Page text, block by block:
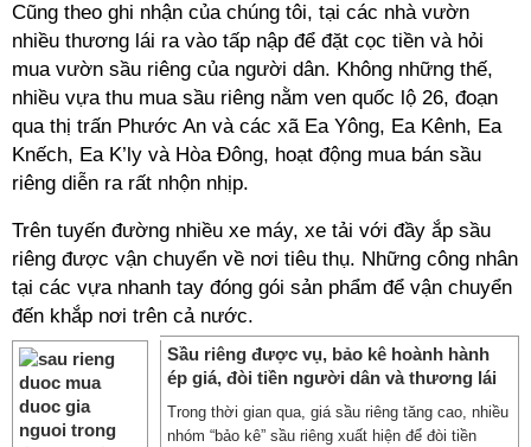
Cũng theo ghi nhận của chúng tôi, tại các nhà vườn
nhiều thương lái ra vào tấp nập để đặt cọc tiền và hỏi
mua vườn sầu riêng của người dân. Không những thế,
nhiều vựa thu mua sầu riêng nằm ven quốc lộ 26, đoạn
qua thị trấn Phước An và các xã Ea Yông, Ea Kênh, Ea
Knếch, Ea K’ly và Hòa Đông, hoạt động mua bán sầu
riêng diễn ra rất nhộn nhịp.
Trên tuyến đường nhiều xe máy, xe tải với đầy ắp sầu
riêng được vận chuyển về nơi tiêu thụ. Những công nhân
tại các vựa nhanh tay đóng gói sản phẩm để vận chuyển
đến khắp nơi trên cả nước.
Sầu riêng được vụ, bảo kê hoành hành
ép giá, đòi tiền người dân và thương lái
Trong thời gian qua, giá sầu riêng tăng cao, nhiều
nhóm “bảo kê” sầu riêng xuất hiện để đòi tiền